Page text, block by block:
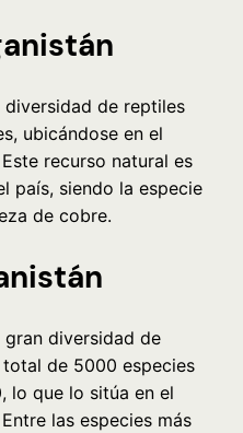
de reptiles
ubicándose en el
recurso natural es
país, siendo la especie
de cobre.
diversidad de
de 5000 especies
lo que lo sitúa en el
las especies más